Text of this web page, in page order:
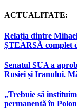
ACTUALITATE:
Relația dintre
ȘTEARSĂ complet
Senatul SUA a
Rusiei și Iranului.
„Trebuie să
permanentă în